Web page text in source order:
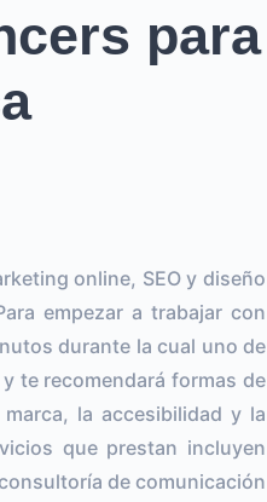
para
online, SEO y diseño
empezar a trabajar con
durante la cual uno de
te recomendará formas de
la accesibilidad y la
que prestan incluyen
de comunicación